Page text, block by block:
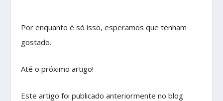
Por enquanto é só isso, esperamos que tenham
gostado.
Até o próximo artigo!
Este artigo foi publicado anteriormente no blog